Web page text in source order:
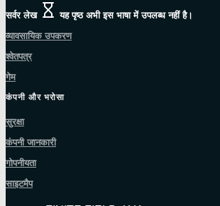
सर्वर लेख
यह पृष्ठ अभी इस भाषा में उपलब्ध नहीं है।
व्यावसायिक उपकरण
श्वेतपत्र
गेम
कंपनी और भरोसा
सुरक्षा
कंपनी जानकारी
गोपनीयता
साइटमैप